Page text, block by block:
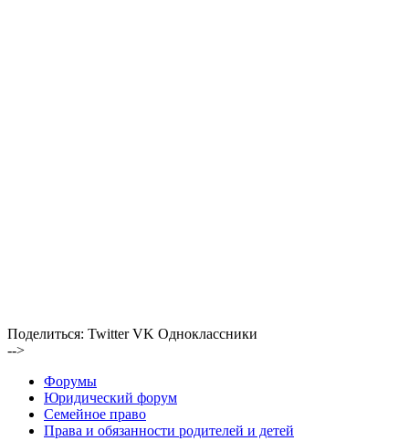
Поделиться: Twitter VK Одноклассники
-->
Форумы
Юридический форум
Семейное право
Права и обязанности родителей и детей